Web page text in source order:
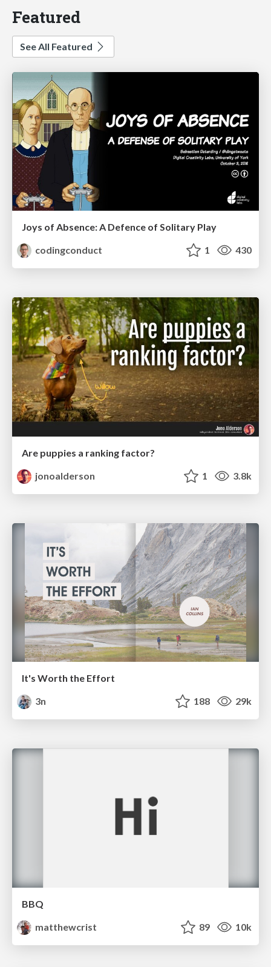
Featured
See All Featured
Joys of Absence: A Defence of Solitary Play
codingconduct
1 430
Are puppies a ranking factor?
jonoalderson
1 3.8k
It's Worth the Effort
3n
188 29k
BBQ
matthewcrist
89 10k